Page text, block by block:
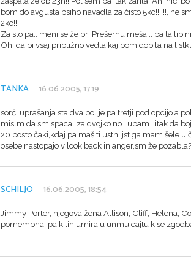
bom do avgusta psiho navadla za čisto 5ko!!!!!!, ne
2ko!!!
Za slo pa.. meni se že pri Prešernu meša... pa ta tip
Oh, da bi vsaj približno vedla kaj bom dobila na
TANKA 16.06.2005, 17:19
sorči uprašanja sta dva,pol je pa tretji pod opcijo.a
mislm da sm spacal za dvojko.no...upam...itak da
20 posto.čaki,kdaj pa maš ti ustni,jst ga mam šele
osebe nastopajo v look back in anger,sm že
SCHILJO 16.06.2005, 18:54
Jimmy Porter, njegova žena Allison, Cliff, Helena,
pomembna, pa k lih umira u unmu cajtu k se